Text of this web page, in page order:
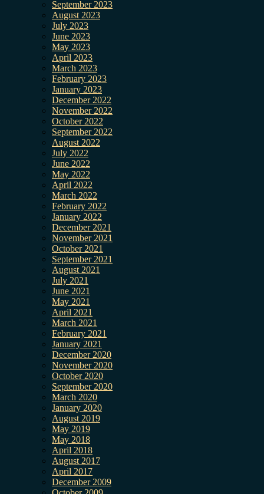
September 2023
August 2023
July 2023
June 2023
May 2023
April 2023
March 2023
February 2023
January 2023
December 2022
November 2022
October 2022
September 2022
August 2022
July 2022
June 2022
May 2022
April 2022
March 2022
February 2022
January 2022
December 2021
November 2021
October 2021
September 2021
August 2021
July 2021
June 2021
May 2021
April 2021
March 2021
February 2021
January 2021
December 2020
November 2020
October 2020
September 2020
March 2020
January 2020
August 2019
May 2019
May 2018
April 2018
August 2017
April 2017
December 2009